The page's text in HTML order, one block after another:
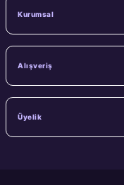
Kurumsal
Alışveriş
Üyelik